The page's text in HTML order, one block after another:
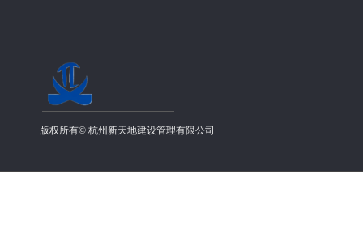
版权所有© 杭州新天地建设管理有限公司